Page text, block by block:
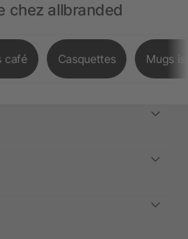
chez allbranded
café Casquettes Mugs